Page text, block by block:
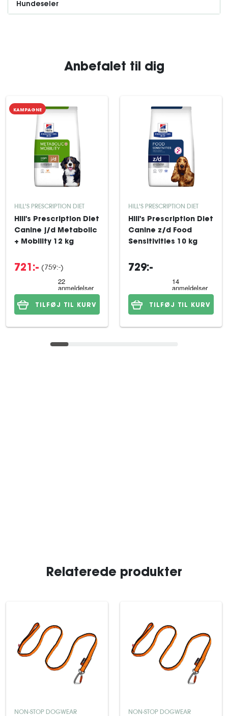
Hundeseler
Anbefalet til dig
KAMPAGNE
HILL'S PRESCRIPTION DIET
Hill's Prescription Diet
Canine j/d Metabolic
+ Mobility 12 kg
721:- (759:-)
TILFØJ TIL KURV
HILL'S PRESCRIPTION DIET
Hill's Prescription Diet
Canine z/d Food
Sensitivities 10 kg
729:-
TILFØJ TIL KURV
Relaterede produkter
NON-STOP DOGWEAR NON-STOP DOGWEAR